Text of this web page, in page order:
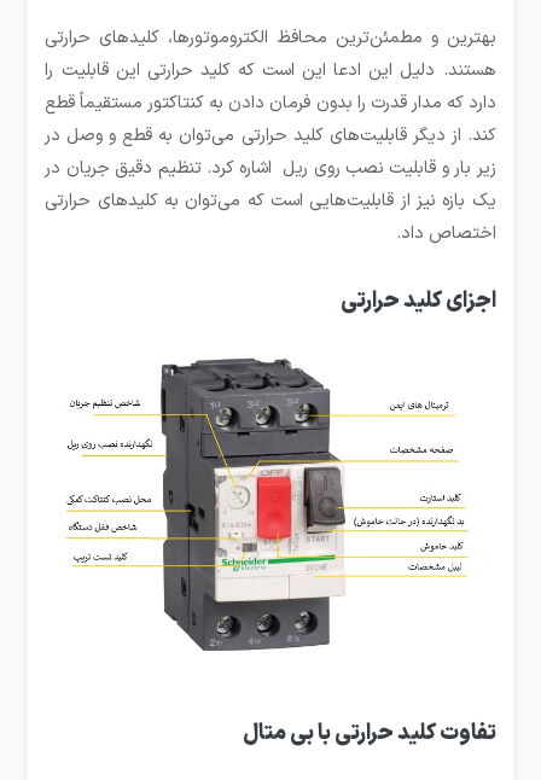
بهترین و مطمئن‌ترین محافظ الکتروموتورها، کلیدهای حرارتی
هستند. دلیل این ادعا این است که کلید حرارتی این قابلیت را
دارد که مدار قدرت را بدون فرمان دادن به کنتاکتور مستقیماً قطع
کند. از دیگر قابلیت‌های کلید حرارتی می‌توان به قطع و وصل در
زیر بار و قابلیت نصب روی ریل اشاره کرد. تنظیم دقیق جریان در
یک بازه نیز از قابلیت‌هایی است که می‌توان به کلیدهای حرارتی
اختصاص داد.
اجزای کلید حرارتی
تفاوت کلید حرارتی با بی متال